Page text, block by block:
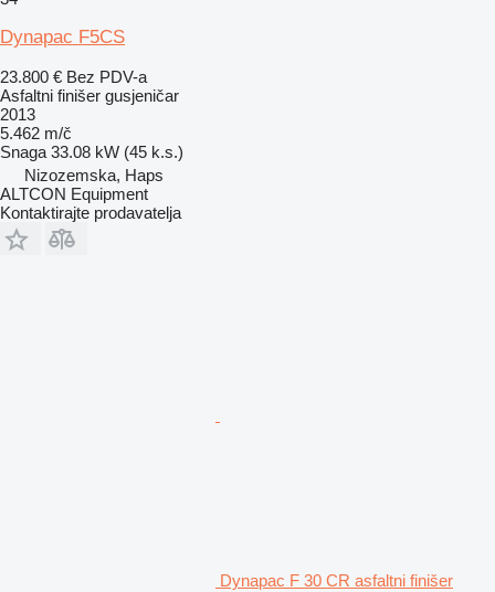
Dynapac F5CS
23.800 € Bez PDV-a
Asfaltni finišer gusjeničar
2013
5.462 m/č
Snaga 33.08 kW (45 k.s.)
Nizozemska, Haps
ALTCON Equipment
Kontaktirajte prodavatelja
Dynapac F 30 CR asfaltni finišer